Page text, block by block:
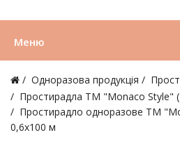
Меню
Одноразова продукція
Простирадла ТМ "Monaco Style"
Простирадло одноразове ТМ
0,6х100 м